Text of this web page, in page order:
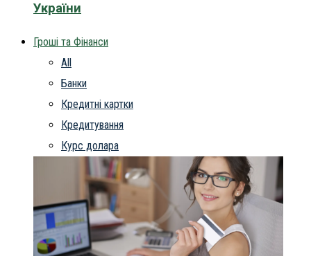
України
Гроші та Фінанси
All
Банки
Кредитні картки
Кредитування
Курс долара